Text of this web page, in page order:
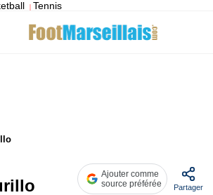
| Tennis
Ajouter comme
source préférée
Partager